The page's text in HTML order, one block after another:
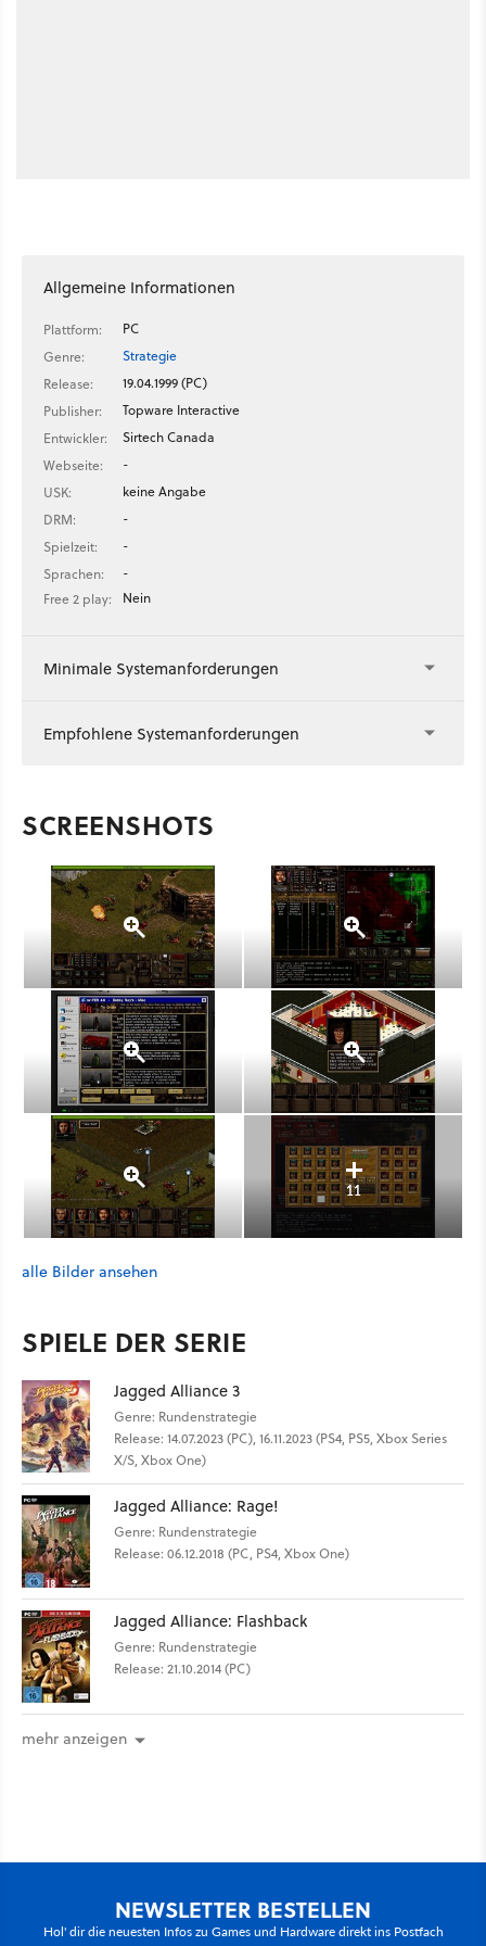
Allgemeine Informationen
Plattform:
PC
Genre:
Strategie
Release:
19.04.1999 (PC)
Publisher:
Topware Interactive
Entwickler:
Sirtech Canada
Webseite:
-
USK:
keine Angabe
DRM:
-
Spielzeit:
-
Sprachen:
-
Free 2 play:
Nein
Minimale Systemanforderungen
Empfohlene Systemanforderungen
SCREENSHOTS
11
alle Bilder ansehen
SPIELE DER SERIE
Jagged Alliance 3
Genre: Rundenstrategie
Release: 14.07.2023 (PC), 16.11.2023 (PS4, PS5, Xbox Series
X/S, Xbox One)
Jagged Alliance: Rage!
Genre: Rundenstrategie
Release: 06.12.2018 (PC, PS4, Xbox One)
Jagged Alliance: Flashback
Genre: Rundenstrategie
Release: 21.10.2014 (PC)
mehr anzeigen
NEWSLETTER BESTELLEN
Hol' dir die neuesten Infos zu Games und Hardware direkt ins Postfach